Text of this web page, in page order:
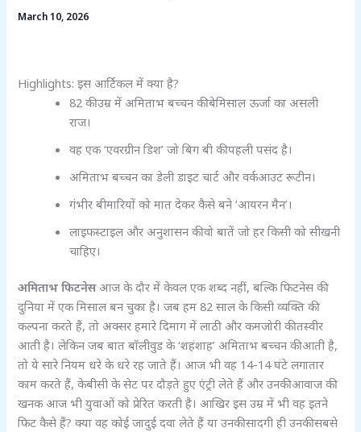
March 10, 2026
Highlights: इस आर्टिकल में क्या है?
82 की उम्र में अमिताभ बच्चन की बेमिसाल ऊर्जा का असली
राज।
वह एक ‘एवरग्रीन डिश’ जो बिग बी की पहली पसंद है।
अमिताभ बच्चन का डेली डाइट चार्ट और वर्कआउट रूटीन।
गंभीर बीमारियों को मात देकर कैसे बने ‘आयरन मैन’।
लाइफस्टाइल और अनुशासन की वो बातें जो हर किसी को सीखनी
चाहिए।
अमिताभ फिटनेसआज के दौर में केवल एक शब्द नहीं, बल्कि फिटनेस की
दुनिया में एक मिसाल बन चुका है। जब हम 82 साल के किसी व्यक्ति की
कल्पना करते हैं, तो अक्सर हमारे दिमाग में लाठी और कमजोरी की तस्वीर
आती है। लेकिन जब बात बॉलीवुड के ‘शहंशाह’ अमिताभ बच्चन की आती है,
तो ये सारे नियम धरे के धरे रह जाते हैं। आज भी वह 14-14 घंटे लगातार
काम करते हैं, केबीसी के सेट पर दौड़ते हुए एंट्री लेते हैं और उनकी आवाज की
खनक आज भी युवाओं को प्रेरित करती है। आखिर इस उम्र में भी वह इतने
फिट कैसे हैं? क्या वह कोई जादुई दवा लेते हैं या उनकी सादगी ही उनकी सबसे